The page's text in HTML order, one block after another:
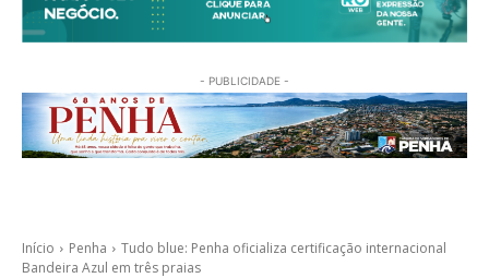
- PUBLICIDADE -
Início Penha
Tudo blue: Penha oficializa certificação internacional
Bandeira Azul em três praias